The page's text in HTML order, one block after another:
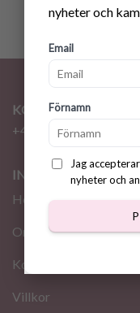
nyheter och
Email
Förnamn
Jag
nyheter och
KONTAKT
+46 72 310 46 48
INFORMATION
Hem
Om oss
Kontakt
Villkor